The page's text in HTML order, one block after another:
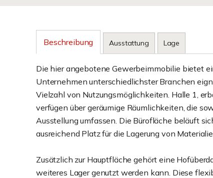
Beschreibung Ausstattung Lage
Die hier angebotene Gewerbeimmobilie bietet
Unternehmen unterschiedlichster Branchen
Vielzahl von Nutzungsmöglichkeiten. Halle 1,
verfügen über geräumige Räumlichkeiten, die
Ausstellung umfassen. Die Bürofläche beläuft
ausreichend Platz für die Lagerung von
Zusätzlich zur Hauptfläche gehört eine
weiteres Lager genutzt werden kann. Diese